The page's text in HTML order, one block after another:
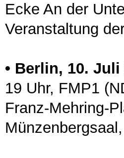
Ecke An der
Veranstaltung
• Berlin, 10. Juli
19 Uhr, FMP1
Franz-Mehring-